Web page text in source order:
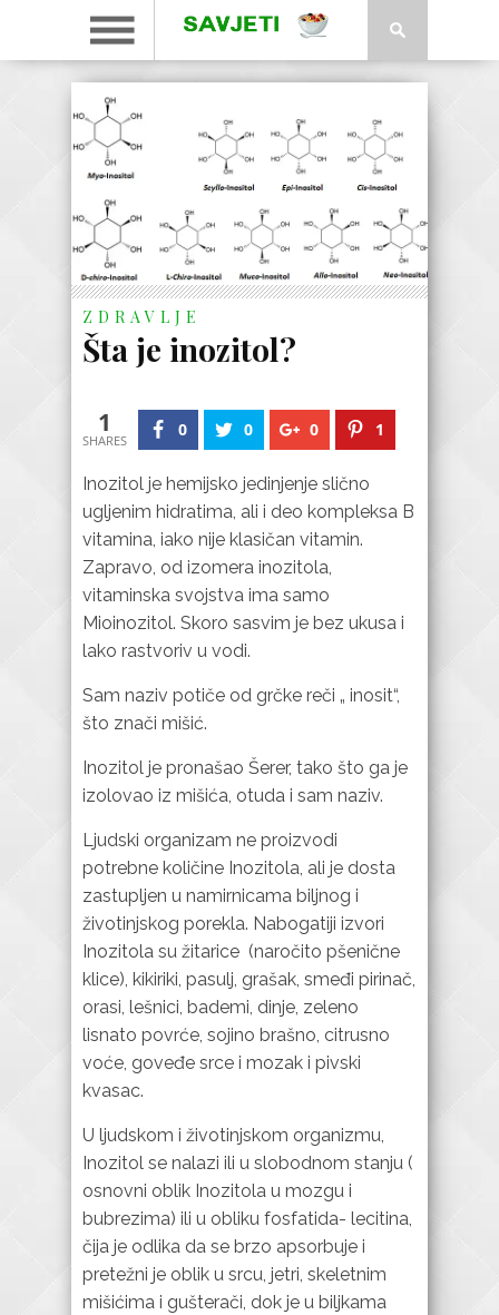
ZDRAVLJE
Šta je inozitol?
1
SHARES
0 0 0 1
Inozitol je hemijsko jedinjenje slično
ugljenim hidratima, ali i deo kompleksa B
vitamina, iako nije klasičan vitamin.
Zapravo, od izomera inozitola,
vitaminska svojstva ima samo
Mioinozitol. Skoro sasvim je bez ukusa i
lako rastvoriv u vodi.
Sam naziv potiče od grčke reči „ inosit“,
što znači mišić.
Inozitol je pronašao Šerer, tako što ga je
izolovao iz mišića, otuda i sam naziv.
Ljudski organizam ne proizvodi
potrebne količine Inozitola, ali je dosta
zastupljen u namirnicama biljnog i
životinjskog porekla. Nabogatiji izvori
Inozitola su žitarice (naročito pšenične
klice), kikiriki, pasulj, grašak, smeđi pirinač,
orasi, lešnici, bademi, dinje, zeleno
lisnato povrće, sojino brašno, citrusno
voće, goveđe srce i mozak i pivski
kvasac.
U ljudskom i životinjskom organizmu,
Inozitol se nalazi ili u slobodnom stanju (
osnovni oblik Inozitola u mozgu i
bubrezima) ili u obliku fosfatida- lecitina,
čija je odlika da se brzo apsorbuje i
pretežni je oblik u srcu, jetri, skeletnim
mišićima i gušterači, dok je u biljkama